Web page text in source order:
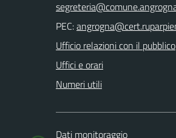
PEC:
Ufficio relazioni con il pubblico
Uffici e orari
Numeri utili
Dati monitoraggio